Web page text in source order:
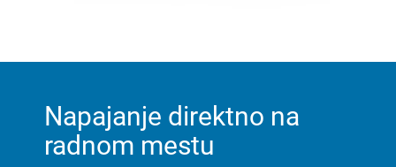
Napajanje direktno na
radnom mestu